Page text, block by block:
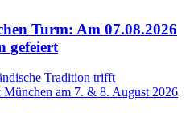
Turm: Am 07.08.2026
gefeiert